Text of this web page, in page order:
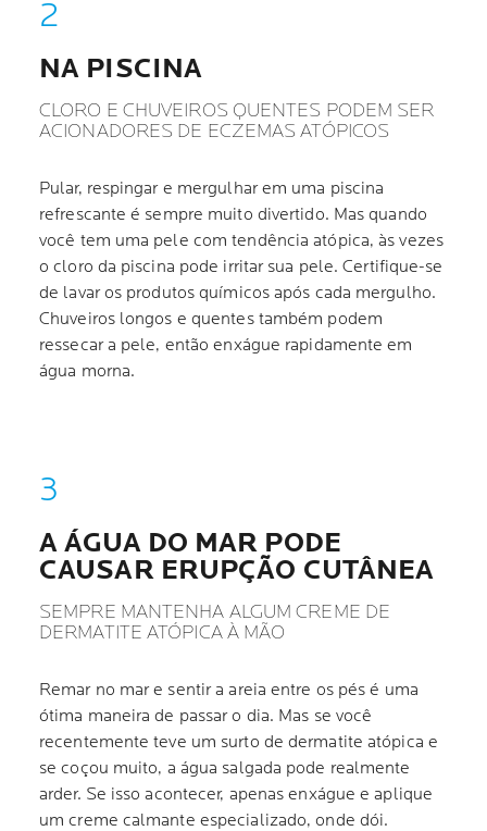
NA PISCINA
CLORO E CHUVEIROS QUENTES PODEM SER
ACIONADORES DE ECZEMAS ATÓPICOS
Pular, respingar e mergulhar em uma piscina
refrescante é sempre muito divertido. Mas quando
você tem uma pele com tendência atópica, às vezes
o cloro da piscina pode irritar sua pele. Certifique-se
de lavar os produtos químicos após cada mergulho.
Chuveiros longos e quentes também podem
ressecar a pele, então enxágue rapidamente em
água morna.
A ÁGUA DO MAR PODE
CAUSAR ERUPÇÃO CUTÂNEA
SEMPRE MANTENHA ALGUM CREME DE
DERMATITE ATÓPICA À MÃO
Remar no mar e sentir a areia entre os pés é uma
ótima maneira de passar o dia. Mas se você
recentemente teve um surto de dermatite atópica e
se coçou muito, a água salgada pode realmente
arder. Se isso acontecer, apenas enxágue e aplique
um creme calmante especializado, onde dói.